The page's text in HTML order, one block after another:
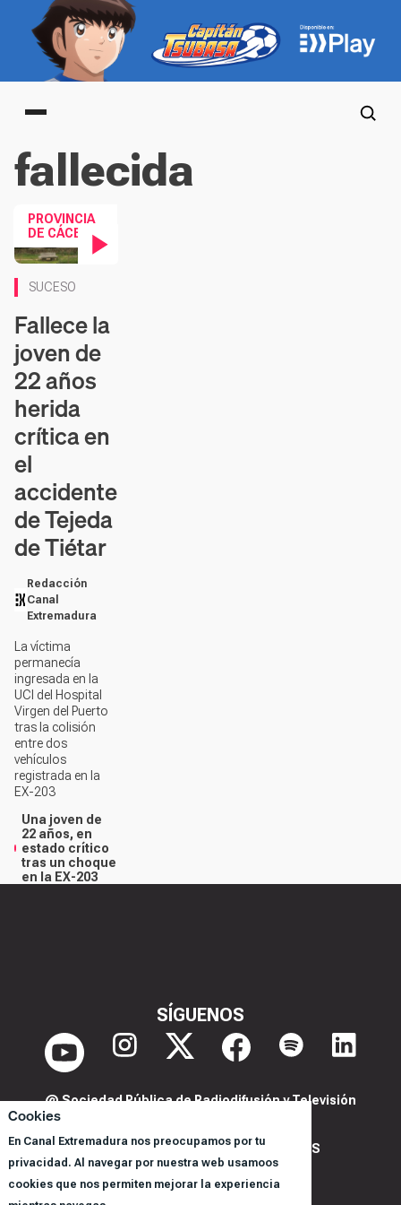
Cookies
En Canal Extremadura nos preocupamos por tu
privacidad. Al navegar por nuestra web usamoos
cookies que nos permiten mejorar la experiencia
Main menu
fallecida
PROVINCIA
DE CÁCERES
SUCESO
Fallece la
joven de
22 años
herida
crítica en
el
accidente
de Tejeda
de Tiétar
Redacción
Canal
Extremadura
La víctima
permanecía
ingresada en la
UCI del Hospital
Virgen del Puerto
tras la colisión
entre dos
vehículos
registrada en la
EX-203
Una joven de
22 años, en
estado crítico
tras un choque
en la EX-203
SÍGUENOS
@ Sociedad Pública de Radiodifusión y Televisión
POLITICA DE PRIVACIDAD Y COOKIES